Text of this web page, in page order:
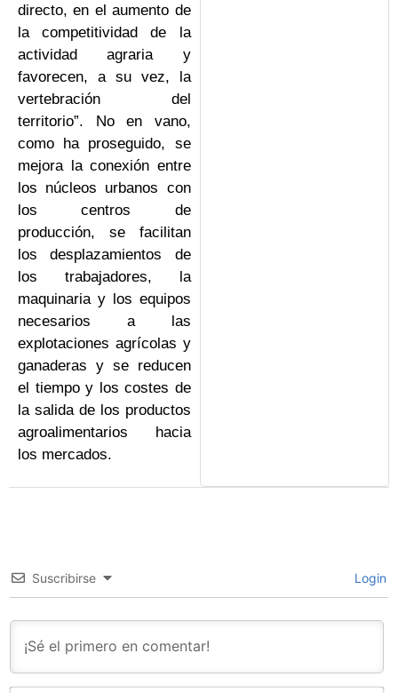
directo, en el aumento de
la competitividad de la
actividad agraria y
favorecen, a su vez, la
vertebración del
territorio”. No en vano,
como ha proseguido, se
mejora la conexión entre
los núcleos urbanos con
los centros de
producción, se facilitan
los desplazamientos de
los trabajadores, la
maquinaria y los equipos
necesarios a las
explotaciones agrícolas y
ganaderas y se reducen
el tiempo y los costes de
la salida de los productos
agroalimentarios hacia
los mercados.
Suscribirse Login